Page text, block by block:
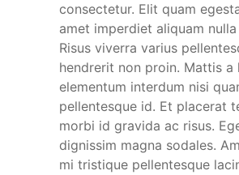
consectetur. Elit quam
amet imperdiet aliquam
Risus viverra varius
hendrerit non proin. Mattis a
elementum interdum nisi
pellentesque id. Et placerat
morbi id gravida ac risus.
dignissim magna sodales.
mi tristique pellentesque